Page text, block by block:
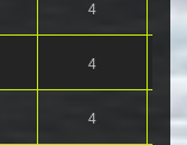
4
4
4